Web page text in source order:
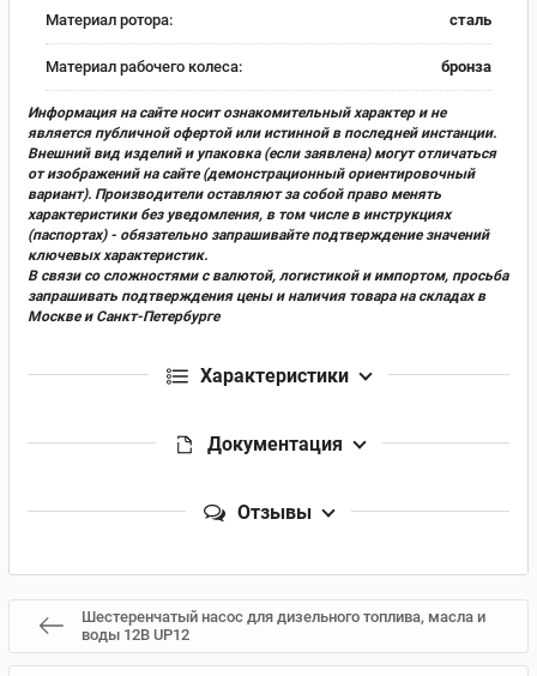
Материал ротора: сталь
Материал рабочего колеса: бронза
Информация на сайте носит ознакомительный характер и не
является публичной офертой или истинной в последней инстанции.
Внешний вид изделий и упаковка (если заявлена) могут отличаться
от изображений на сайте (демонстрационный ориентировочный
вариант). Производители оставляют за собой право менять
характеристики без уведомления, в том числе в инструкциях
(паспортах) - обязательно запрашивайте подтверждение значений
ключевых характеристик.
В связи со сложностями с валютой, логистикой и импортом, просьба
запрашивать подтверждения цены и наличия товара на складах в
Москве и Санкт-Петербурге
Характеристики
Документация
Отзывы
Шестеренчатый насос для дизельного топлива, масла и
воды 12В UP12